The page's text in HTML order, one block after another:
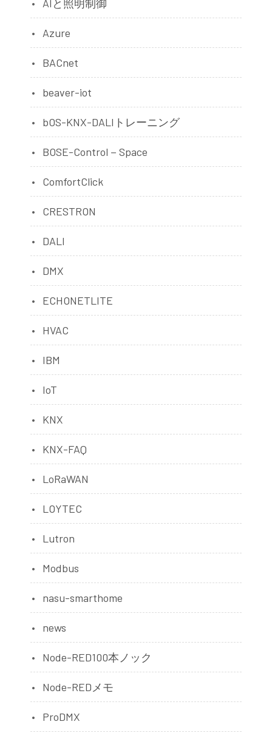
AIと照明制御
Azure
BACnet
beaver-iot
bOS-KNX-DALIトレーニング
BOSE-Control－Space
ComfortClick
CRESTRON
DALI
DMX
ECHONETLITE
HVAC
IBM
IoT
KNX
KNX-FAQ
LoRaWAN
LOYTEC
Lutron
Modbus
nasu-smarthome
news
Node-RED100本ノック
Node-REDメモ
ProDMX